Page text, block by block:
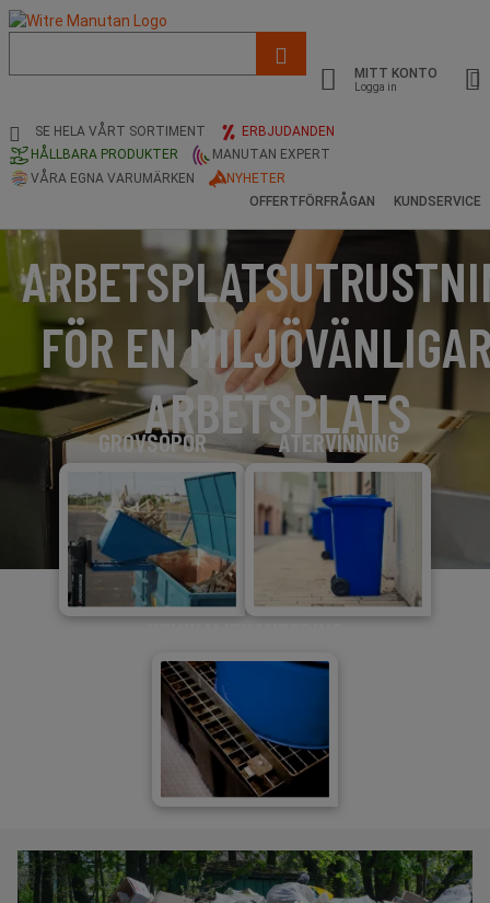
och
sökhistorik
MITT KONTO
Logga in
SE HELA VÅRT SORTIMENT
ERBJUDANDEN
HÅLLBARA PRODUKTER
MANUTAN EXPERT
VÅRA EGNA VARUMÄRKEN
NYHETER
OFFERTFÖRFRÅGAN
KUNDSERVICE
FÖR EN
ARBETSPLATS
GROVSOPOR ÅTERVINNING